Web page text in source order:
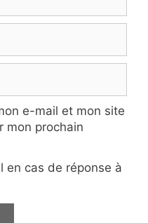
e-mail et mon site
mon prochain
en cas de réponse à